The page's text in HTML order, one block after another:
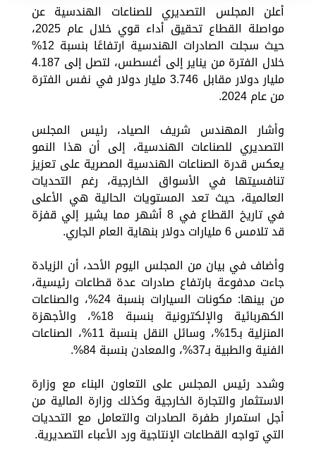
أعلن المجلس التصديري للصناعات الهندسية عن
مواصلة القطاع تحقيق أداء قوي خلال عام 2025،
حيث سجلت الصادرات الهندسية ارتفاعًا بنسبة 12%
خلال الفترة من يناير إلى أغسطس، لتصل إلى 4.187
مليار دولار مقابل 3.746 مليار دولار في نفس الفترة
من عام 2024.
وأشار المهندس شريف الصياد، رئيس المجلس
التصديري للصناعات الهندسية، إلى أن هذا النمو
يعكس قدرة الصناعات الهندسية المصرية على تعزيز
تنافسيتها في الأسواق الخارجية، رغم التحديات
العالمية، حيث تعد المستويات الحالية هي الأعلى
في تاريخ القطاع في 8 أشهر مما يشير إلي قفزة
قد تلامس 6 مليارات دولار بنهاية العام الجاري.
وأضاف في بيان من المجلس اليوم الأحد، أن الزيادة
جاءت مدفوعة بارتفاع صادرات عدة قطاعات رئيسية،
من بينها: مكونات السيارات بنسبة 24%، والصناعات
الكهربائية والإلكترونية بنسبة 18%، والأجهزة
المنزلية بـ15%، وسائل النقل بنسبة 11%، الصناعات
الفنية والطبية بـ37%، والمعادن بنسبة 84%.
وشدد رئيس المجلس على التعاون البناء مع وزارة
الاستثمار والتجارة الخارجية وكذلك وزارة المالية من
أجل استمرار طفرة الصادرات والتعامل مع التحديات
التي تواجه القطاعات الإنتاجية ورد الأعباء التصديرية.